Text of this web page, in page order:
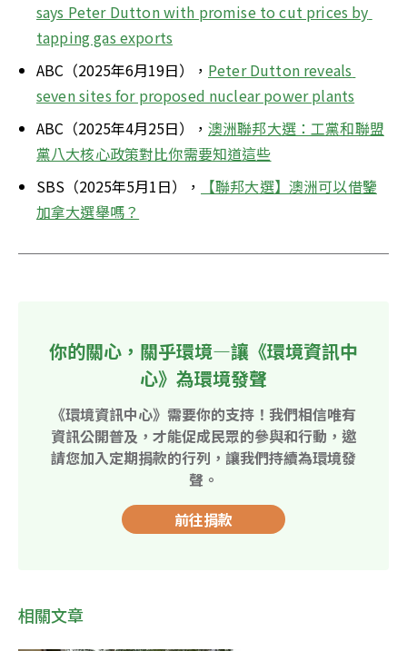
says Peter Dutton with promise to cut prices by
tapping gas exports
ABC（2025年6月19日）， Peter Dutton reveals
seven sites for proposed nuclear power plants
ABC（2025年4月25日）， 澳洲聯邦大選：工黨和聯盟
黨八大核心政策對比你需要知道這些
SBS（2025年5月1日），
【聯邦大選】澳洲可以借鑒
加拿大選舉嗎？
你的關心，關乎環境—讓《環境資訊中
心》為環境發聲
《環境資訊中心》需要你的支持！我們相信唯有
資訊公開普及，才能促成民眾的參與和行動，邀
請您加入定期捐款的行列，讓我們持續為環境發
聲。
前往捐款
相關文章